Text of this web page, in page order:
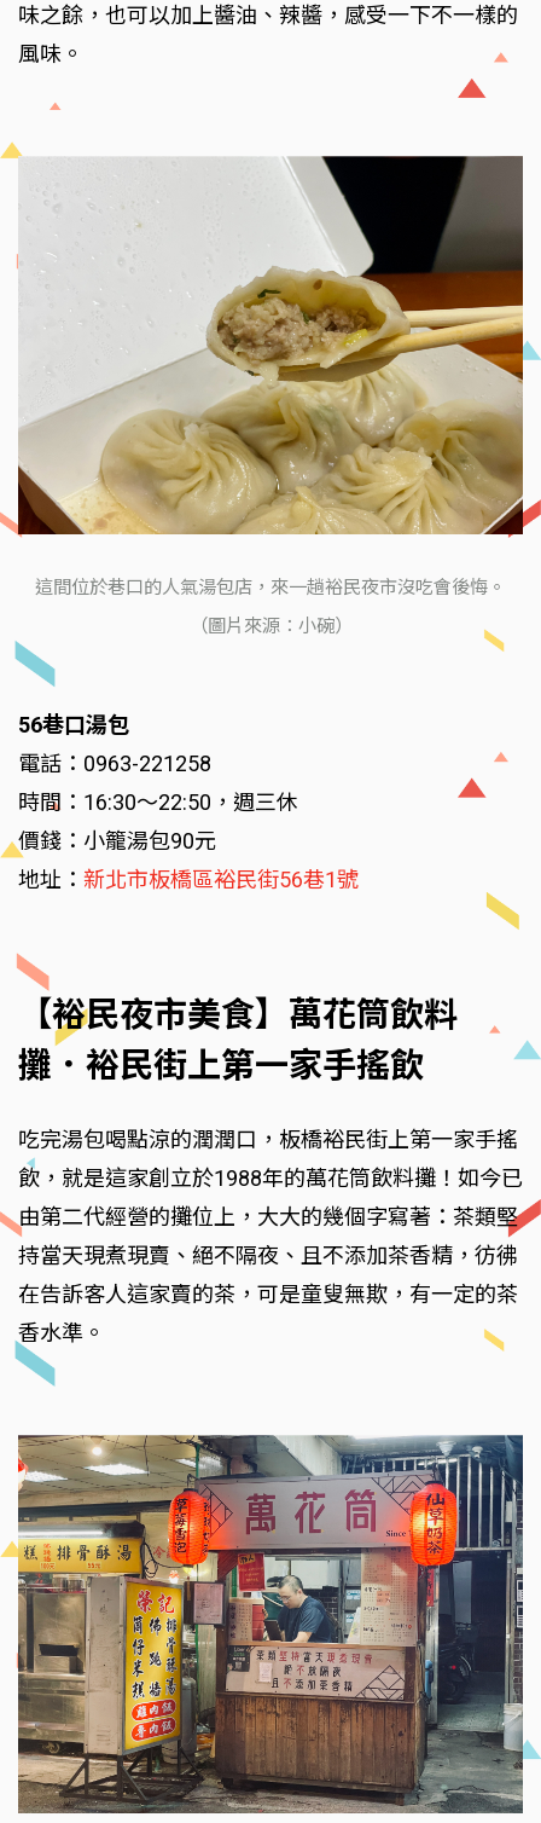
味之餘，也可以加上醬油、辣醬，感受一下不一樣的
風味。
這間位於巷口的人氣湯包店，來一趟裕民夜市沒吃會後悔。
（圖片來源：小碗）
56巷口湯包
電話：0963-221258
時間：16:30～22:50，週三休
價錢：小籠湯包90元
地址： 新北市板橋區裕民街56巷1號
【裕民夜市美食】萬花筒飲料
攤．裕民街上第一家手搖飲
吃完湯包喝點涼的潤潤口，板橋裕民街上第一家手搖
飲，就是這家創立於1988年的萬花筒飲料攤！如今已
由第二代經營的攤位上，大大的幾個字寫著：茶類堅
持當天現煮現賣、絕不隔夜、且不添加茶香精，彷彿
在告訴客人這家賣的茶，可是童叟無欺，有一定的茶
香水準。